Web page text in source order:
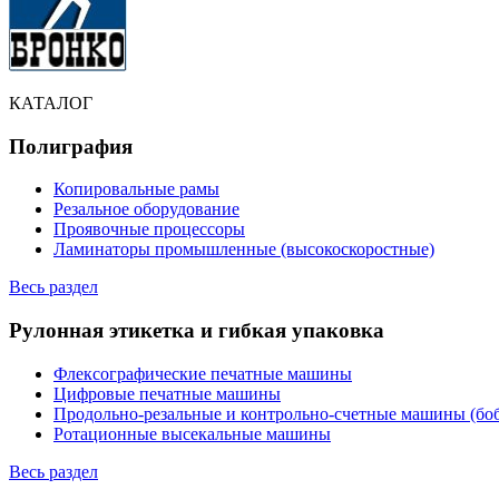
КАТАЛОГ
Полиграфия
Копировальные рамы
Резальное оборудование
Проявочные процессоры
Ламинаторы промышленные (высокоскоростные)
Весь раздел
Рулонная этикетка и гибкая упаковка
Флексографические печатные машины
Цифровые печатные машины
Продольно-резальные и контрольно-счетные машины
Ротационные высекальные машины
Весь раздел